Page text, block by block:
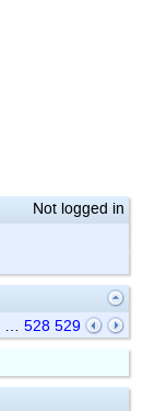
Not logged in
… 528 529